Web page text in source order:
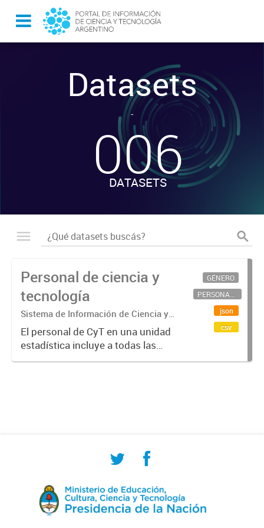
Datasets
-
006
DATASETS
Personal de ciencia y
tecnología
Sistema de Información de Ciencia y
Tecnología Argentino (SICYTAR)
El personal de CyT en una unidad
estadística incluye a todas las
personas involucradas
GÉNERO
PERSONAL CIENTÍFICO-TECNOLÓGICO
json
csv